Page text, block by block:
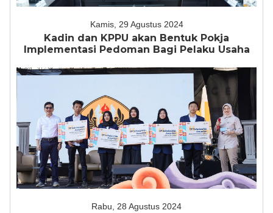
Kamis, 29 Agustus 2024
Kadin dan KPPU akan Bentuk Pokja
Implementasi Pedoman Bagi Pelaku Usaha
Rabu, 28 Agustus 2024